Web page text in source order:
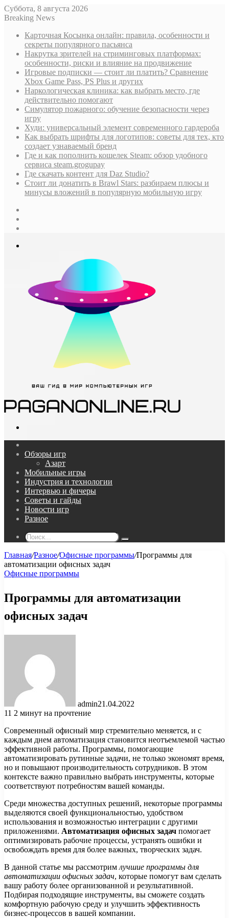
Суббота, 8 августа 2026
Breaking News
Карточная Косынка онлайн: правила, особенности и
секреты популярного пасьянса
Накрутка зрителей на стриминговых платформах:
особенности, риски и влияние на продвижение
Игровые подписки — стоит ли платить? Сравнение
Xbox Game Pass, PS Plus и других
Наркологическая клиника: как выбрать место, где
действительно помогают
Симулятор пожарного: обучение безопасности через
игру
Худи: универсальный элемент современного гардероба
Как выбрать шрифты для логотипов: советы для тех, кто
создает узнаваемый бренд
Где и как пополнить кошелек Steam: обзор удобного
сервиса steam.grogupay
Где скачать контент для Daz Studio?
Стоит ли донатить в Brawl Stars: разбираем плюсы и
минусы вложений в популярную мобильную игру
Обзоры игр
Азарт
Мобильные игры
Индустрия и технологии
Интервью и фичеры
Советы и гайды
Новости игр
Разное
Поиск...
Главная/Разное/Офисные программы/Программы для
автоматизации офисных задач
Офисные программы
Программы для автоматизации
офисных задач
admin21.04.2022
11 2 минут на прочтение
Современный офисный мир стремительно меняется, и с
каждым днем автоматизация становится неотъемлемой частью
эффективной работы. Программы, помогающие
автоматизировать рутинные задачи, не только экономят время,
но и повышают производительность сотрудников. В этом
контексте важно правильно выбрать инструменты, которые
соответствуют потребностям вашей команды.
Среди множества доступных решений, некоторые программы
выделяются своей функциональностью, удобством
использования и возможностью интеграции с другими
приложениями. Автоматизация офисных задач помогает
оптимизировать рабочие процессы, устранять ошибки и
освобождать время для более важных, творческих задач.
В данной статье мы рассмотрим лучшие программы для
автоматизации офисных задач, которые помогут вам сделать
вашу работу более организованной и результативной.
Подбирая подходящие инструменты, вы сможете создать
комфортную рабочую среду и улучшить эффективность
бизнес-процессов в вашей компании.